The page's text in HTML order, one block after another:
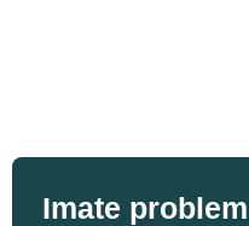
Imate problem